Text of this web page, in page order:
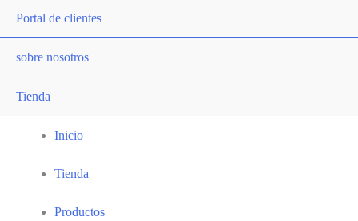
Portal de clientes
sobre nosotros
Tienda
Inicio
Tienda
Productos